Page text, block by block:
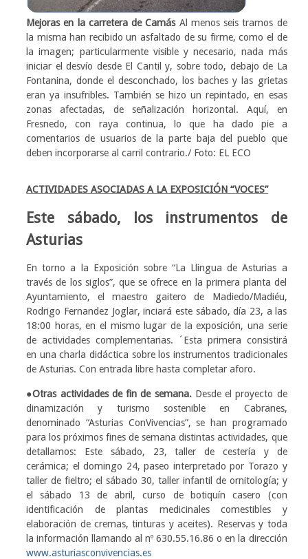
Mejoras en la carretera de CamásAl menos seis tramos de
la misma han recibido un asfaltado de su firme, como el de
la imagen; particularmente visible y necesario, nada más
iniciar el desvío desde El Cantil y, sobre todo, debajo de La
Fontanina, donde el desconchado, los baches y las grietas
eran ya insufribles. También se hizo un repintado, en esas
zonas afectadas, de señalización horizontal. Aquí, en
Fresnedo, con raya continua, lo que ha dado pie a
comentarios de usuarios de la parte baja del pueblo que
deben incorporarse al carril contrario./ Foto: EL ECO
ACTIVIDADES ASOCIADAS A LA EXPOSICIÓN “VOCES”
Este sábado, los instrumentos de
Asturias
En torno a la Exposición sobre “La Llingua de Asturias a
través de los siglos”, que se ofrece en la primera planta del
Ayuntamiento, el maestro gaitero de Madiedo/Madiéu,
Rodrigo Fernandez Joglar, inciará este sábado, día 23, a las
18:00 horas, en el mismo lugar de la exposición, una serie
de actividades complementarias. ´Esta primera consistirá
en una charla didáctica sobre los instrumentos tradicionales
de Asturias. Con entrada libre hasta completar aforo.
●Otras actividades de fin de semana.Desde el proyecto de
dinamización y turismo sostenible en Cabranes,
denominado “Asturias ConVivencias”, se han programado
para los próximos fines de semana distintas actividades, que
detallamos: Este sábado, 23, taller de cestería y de
cerámica; el domingo 24, paseo interpretado por Torazo y
taller de fieltro; el sábado 30, taller infantil de ornitología; y
el sábado 13 de abril, curso de botiquín casero (con
identificación de plantas medicinales comestibles y
elaboración de cremas, tinturas y aceites). Reservas y toda
la información llamando al nº 630.55.16.86 o en la dirección
www.asturiasconvivencias.es